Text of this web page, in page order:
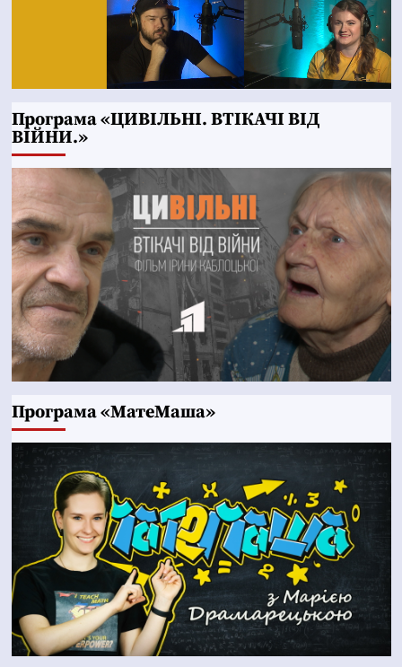
Програма «ЦИВІЛЬНІ. ВТІКАЧІ ВІД
ВІЙНИ.»
Програма «МатеМаша»